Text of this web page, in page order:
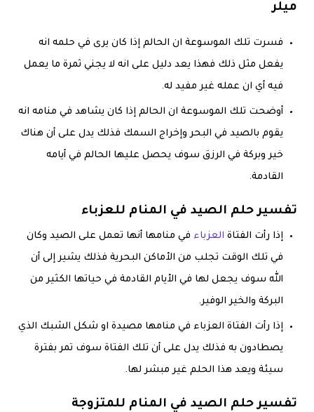
ميلر
فسرت تلك الموسوعة ان الحالم إذا كان يرى في حلمه انه
يفعل مثل ذلك فهذا يعد دليل على انه لا يجني ثمرة ما يعمل
فيه أي ان عمله غير مفيد له.
أوضحت تلك الموسوعة ان الحالم إذا كان يشاهد في منامه انه
يقوم بالصيد في البحر وإخراج السمك فذلك يدل على أن هناك
خير وبركة في الرزق سوف يحصل عليها الحالم في أيامه
القادمة.
تفسير حلم الصيد في المنام للعزباء
إذا رأت الفتاة العزباءفي منامها أنها تعمل على الصيد وكان
في تلك الوقت تجلب من الأماكن البحرية فذلك يشير إلى أن
الله سوف يجعل لها في الأيام القادمة في حياتها الكثير من
البركة والخير الوفير.
إذا رأت الفتاة العزباء في منامها مصيدة او شكل الشبك الذي
يصطادون به فذلك يدل على أن تلك الفتاة سوف تمر بفترة
سيئة ويعد هذا الحلم غير مبشر لها.
تفسير حلم الصيد في المنام للمتزوجة